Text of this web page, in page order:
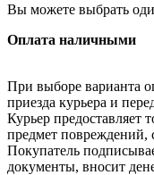
Вы можете выбрать
Оплата наличными
При выборе варианта
приезда курьера и
Курьер предоставляет
предмет повреждений,
Покупатель
документы, вносит